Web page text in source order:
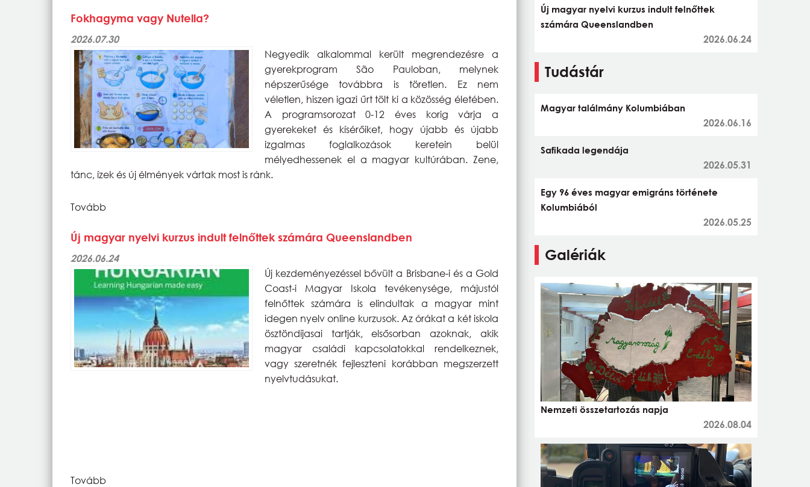
Fokhagyma vagy Nutella?
2026.07.30
Negyedik alkalommal került megrendezésre a
gyerekprogram São Pauloban, melynek
népszerűsége továbbra is töretlen. Ez nem
véletlen, hiszen igazi űrt tölt ki a közösség életében.
A programsorozat 0-12 éves korig várja a
gyerekeket és kísérőiket, hogy újabb és újabb
izgalmas foglalkozások keretein belül
mélyedhessenek el a magyar kultúrában. Zene,
tánc, ízek és új élmények vártak most is ránk.
Tovább
Új magyar nyelvi kurzus indult felnőttek számára Queenslandben
2026.06.24
Új kezdeményezéssel bővült a Brisbane-i és a Gold
Coast-i Magyar Iskola tevékenysége, májustól
felnőttek számára is elindultak a magyar mint
idegen nyelv online kurzusok. Az órákat a két iskola
ösztöndíjasai tartják, elsősorban azoknak, akik
magyar családi kapcsolatokkal rendelkeznek,
vagy szeretnék fejleszteni korábban megszerzett
nyelvtudásukat.
Tovább
Új magyar nyelvi kurzus indult felnőttek
számára Queenslandben
2026.06.24
Tudástár
Magyar találmány Kolumbiában
2026.06.16
Safikada legendája
2026.05.31
Egy 96 éves magyar emigráns története
Kolumbiából
2026.05.25
Galériák
Nemzeti összetartozás napja
2026.08.04